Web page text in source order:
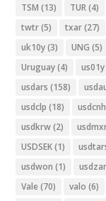
TSM (13) TUR(4)
twtr(5) txar(27)
uk10y(3) UNG (5)
Uruguay(4) us01y
usdars (158)
usdclp (18) usdcnh
usdkrw(2)
USDSEK(1)
usdwon (1) usdzar
Vale (70) valo (6)